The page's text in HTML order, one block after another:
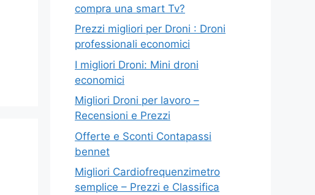
compra una smart Tv?
Prezzi migliori per Droni : Droni
professionali economici
I migliori Droni: Mini droni
economici
Migliori Droni per lavoro –
Recensioni e Prezzi
Offerte e Sconti Contapassi
bennet
Migliori Cardiofrequenzimetro
semplice – Prezzi e Classifica